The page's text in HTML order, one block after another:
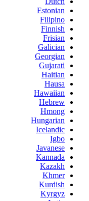
Estonian
Filipino
Finnish
Frisian
Galician
Georgian
Gujarati
Haitian
Hausa
Hawaiian
Hebrew
Hmong
Hungarian
Icelandic
Igbo
Javanese
Kannada
Kazakh
Khmer
Kurdish
Kyrgyz